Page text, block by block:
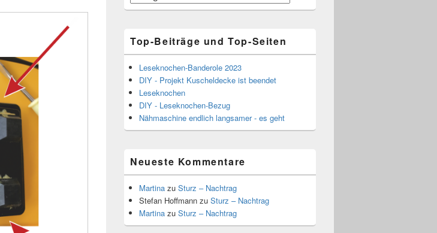
Top-Beiträge und Top-Seiten
Leseknochen-Banderole 2023
DIY - Projekt Kuscheldecke ist beendet
Leseknochen
DIY - Leseknochen-Bezug
Nähmaschine endlich langsamer - es geht
Neueste Kommentare
Martina zu Sturz – Nachtrag
Stefan Hoffmann zu Sturz – Nachtrag
Martina zu Sturz – Nachtrag